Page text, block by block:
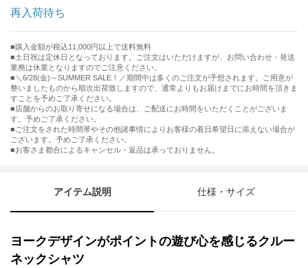
再入荷待ち
購入金額が税込11,000円以上で送料無料
土日祝は定休日となっております。ご注文はいただけますが、お問い合わせ・発送
業務は休業となりますのでご注意ください。
■＼6/28(金)～SUMMER SALE！／期間中は多くのご注文が予想されます。ご用意が
整いましたものから順次出荷致しますので、通常よりもお届けまでにお時間を頂きま
すことを予めご了承ください。
■店舗からのお取り寄せになる場合は、ご配送にお時間をいただくことがございま
す。予めご了承ください。
■ご注文をされた時間帯やその他諸事情によりお客様の着日希望日に添えない場合が
ございます。予めご了承ください。
■お客さま都合によるキャンセル・返品は承っておりません。
アイテム説明 仕様・サイズ
ヨークデザインがポイントの遊び心を感じるクルー
ネックシャツ